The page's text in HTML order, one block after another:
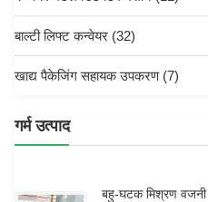
बाल्टी लिफ्ट कन्वेयर (32)
खाद्य पैकेजिंग सहायक उपकरण(7)
गर्म उत्पाद
बहु-घटक मिश्रण